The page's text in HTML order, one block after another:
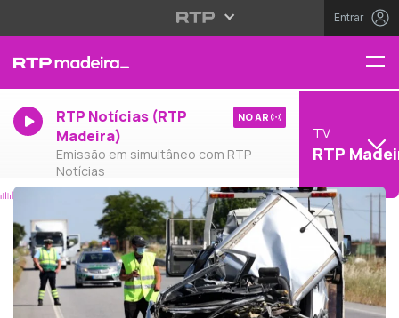
Entrar
RTP Notícias (RTP
Madeira)
Emissão em simultâneo com RTP
Notícias
NO AR
TV
RTP